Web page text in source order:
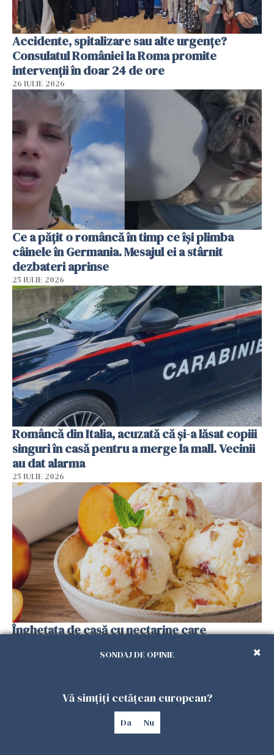
Accidente, spitalizare sau alte urgențe?
Consulatul României la Roma promite
intervenții în doar 24 de ore
26 IULIE 2026
Ce a pățit o româncă în timp ce își plimba
câinele în Germania. Mesajul ei a stârnit
dezbateri aprinse
25 IULIE 2026
Româncă din Italia, acuzată că și-a lăsat copiii
singuri în casă pentru a merge la mall. Vecinii
au dat alarma
25 IULIE 2026
Înghețata de casă cu nectarine care
câteva ingredienteSONDAJ DE OPINIE
Vă simțiți cetățean european?
Da Nu